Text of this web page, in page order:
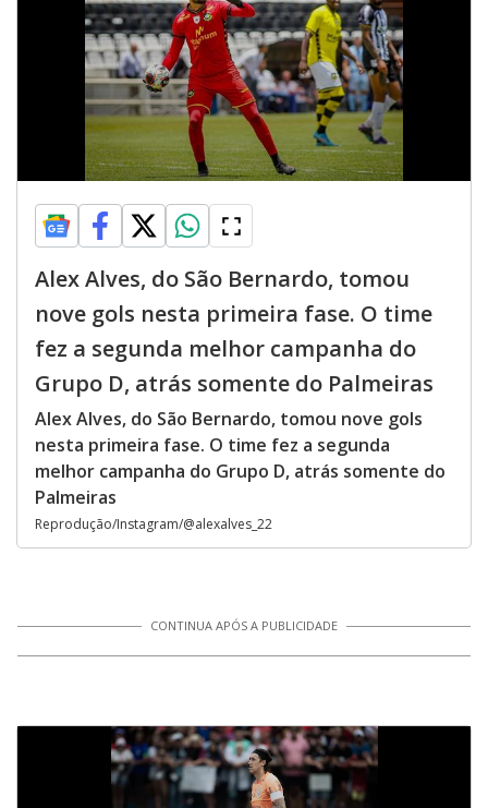
Alex Alves, do São Bernardo, tomou
nove gols nesta primeira fase. O time
fez a segunda melhor campanha do
Grupo D, atrás somente do Palmeiras
Alex Alves, do São Bernardo, tomou nove gols
nesta primeira fase. O time fez a segunda
melhor campanha do Grupo D, atrás somente do
Palmeiras
Reprodução/Instagram/@alexalves_22
CONTINUA APÓS A PUBLICIDADE